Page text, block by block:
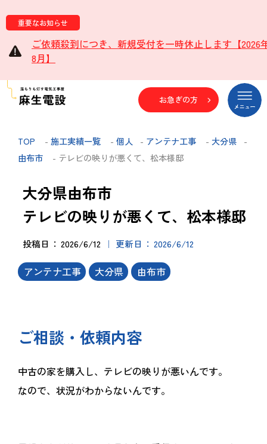
重要なお知らせ
ご依頼殺到につき、新規受付を一時休止します【2026
8月】
お急ぎの方
TOP - 施工実績一覧 - 個人 - アンテナ工事 - 大分県
-
由布市
- テレビの映りが悪くて、松本様邸
大分県由布市
テレビの映りが悪くて、松本様邸
投稿日 2026/6/12 更新日 2026/6/12
アンテナ工事 大分県 由布市
ご相談・依頼内容
中古の家を購入し、テレビの映りが悪いんです。
なので、状況がわからないんです。